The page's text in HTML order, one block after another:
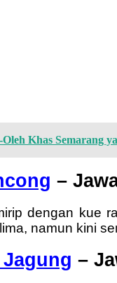
Oleh Khas Semarang
–
dengan kue
namun kini
–